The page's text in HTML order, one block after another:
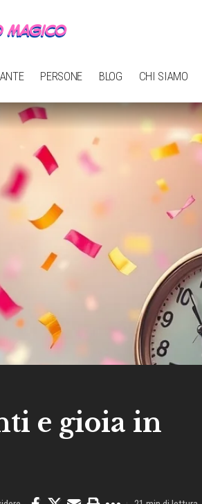
PERSONE BLOG CHI SIAMO
e gioia in